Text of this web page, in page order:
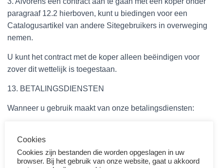
paragraaf 12.2 hierboven, kunt u biedingen voor een
Catalogusartikel van andere Sitegebruikers in overweging
nemen.
U kunt het contract met de koper alleen beëindigen voor
zover dit wettelijk is toegestaan.
13. BETALINGSDIENSTEN
Wanneer u gebruik maakt van onze betalingsdiensten:
Catalogusartikelen met creditcard, betaalkaart, iDeal,
bancontact, Apple Pay of achteraf met Klarna via de
betalingsdiensten op de Site
Cookies
Cookies zijn bestanden die worden opgeslagen in uw
browser. Bij het gebruik van onze website, gaat u akkoord